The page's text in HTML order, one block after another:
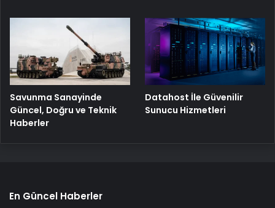
Savunma Sanayinde
Güncel, Doğru ve Teknik
Haberler
Datahost İle Güvenilir
Sunucu Hizmetleri
En Güncel Haberler